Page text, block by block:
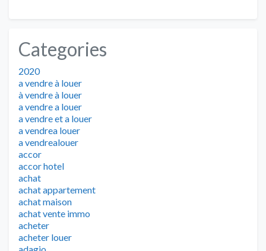
Categories
2020
a vendre à louer
à vendre à louer
a vendre a louer
a vendre et a louer
a vendrea louer
a vendrealouer
accor
accor hotel
achat
achat appartement
achat maison
achat vente immo
acheter
acheter louer